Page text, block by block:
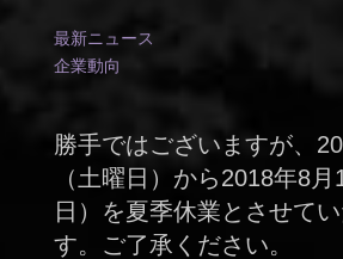
最新ニュース
企業動向
勝手ではございますが、
（土曜日）から2018年8
日）を夏季休業とさせて
す。ご了承ください。